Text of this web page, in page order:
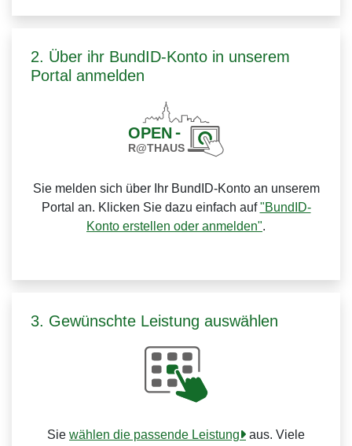
2. Über ihr BundID-Konto in unserem
Portal anmelden
Sie melden sich über Ihr BundID-Konto an unserem
Portal an. Klicken Sie dazu einfach auf"BundID-
Konto erstellen oder anmelden".
3. Gewünschte Leistung auswählen
Sie wählen die passende Leistung
aus. Viele